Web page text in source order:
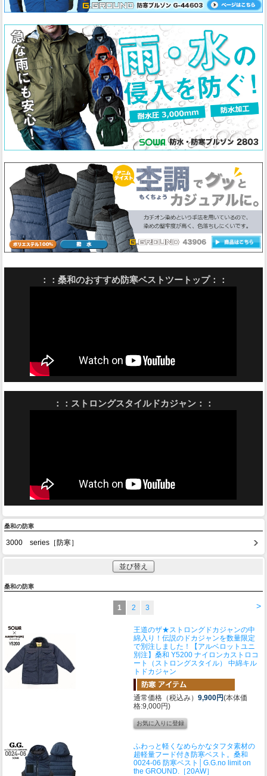
：：桑和のおすすめ防寒ベストツートップ：：
：：ストロングスタイルドカジャン：：
桑和の防寒
3000 series［防寒］
並び替え
桑和の防寒
>
1 2 3
王道のザ★ストロングドカジャンの中
綿入り！伝説のドカジャンを数量限定
で別注しました！
【アルベロットユニ
別注】桑和 Y5200 ナイロンカストロコ
ート（ストロングスタイル） 中綿キル
トドカジャン
通常価格（税込み） 9,900円(本体価
格:9,000円)
ふわっと軽くなめらかなタフタ素材の
超軽量フード付き防寒ベスト。 桑和
0024-06 防寒ベスト│G.G.no limit on
the GROUND.［20AW］